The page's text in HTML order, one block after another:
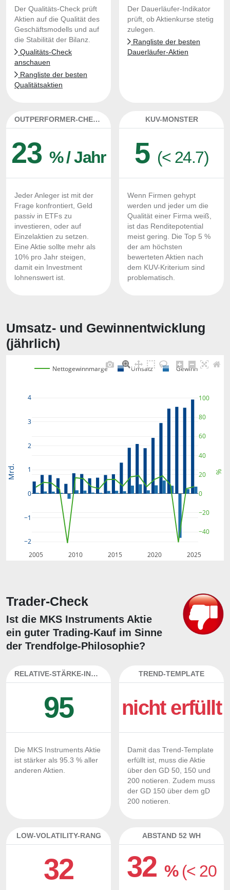
Der Qualitäts-Check prüft
Aktien auf die Qualität des
Geschäftsmodells und auf
die Stabilität der Bilanz.
Qualitäts-Check
anschauen
Rangliste der besten
Qualitätsaktien
Der Dauerläufer-Indikator
prüft, ob Aktienkurse stetig
zulegen.
Rangliste der besten
Dauerläufer-Aktien
OUTPERFORMER-CHECK
23 % / Jahr
Jeder Anleger ist mit der
Frage konfrontiert, Geld
passiv in ETFs zu
investieren, oder auf
Einzelaktien zu setzen.
Eine Aktie sollte mehr als
10% pro Jahr steigen,
damit ein Investment
lohnenswert ist.
KUV-MONSTER
5 (< 24.7)
Wenn Firmen gehypt
werden und jeder um die
Qualität einer Firma weiß,
ist das Renditepotential
meist gering. Die Top 5 %
der am höchsten
bewerteten Aktien nach
dem KUV-Kriterium sind
problematisch.
Umsatz- und Gewinnentwicklung
(jährlich)
2005 2010 2015 2020 2025
−2
−1
0
1
2
3
4
−40
−20
0
20
40
60
80
100
Nettogewinnmarge Umsatz Gewinn
Mrd. %
Trader-Check
Ist die MKS Instruments Aktie
ein guter Trading-Kauf im Sinne
der Trendfolge-Philosophie?
RELATIVE-STÄRKE-INDEX
95
Die MKS Instruments Aktie
ist stärker als 95.3 % aller
anderen Aktien.
TREND-TEMPLATE
nicht erfüllt
Damit das Trend-Template
erfüllt ist, muss die Aktie
über den GD 50, 150 und
200 notieren. Zudem muss
der GD 150 über dem gD
200 notieren.
LOW-VOLATILITY-RANG
32
ABSTAND 52 WH
32% (< 20